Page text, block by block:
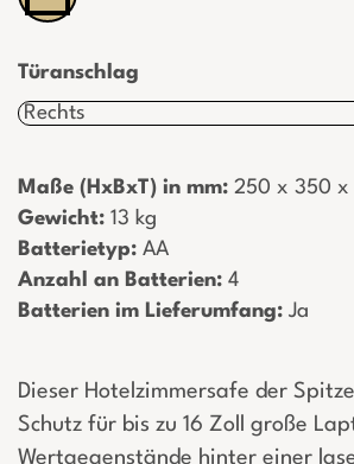
Türanschlag
Maße (HxBxT) in mm: 250 x 350 x
Gewicht: ­ 13 kg
Batterietyp: ­ AA
Anzahl an Batterien: ­ 4
Batterien im Lieferumfang: ­ Ja
Dieser Hotelzimmersafe der
Schutz für bis zu 16 Zoll große
Wertgegenstände hinter einer